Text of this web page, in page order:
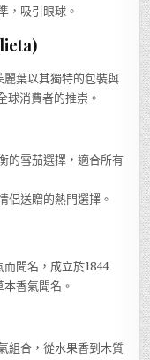
，吸引眼球。
葉以其獨特的包裝與
球消費者的推崇。
的雪茄選擇，適合所有
侶送贈的熱門選擇。
聞名，成立於1844
香氣聞名。
組合，從水果香到木質